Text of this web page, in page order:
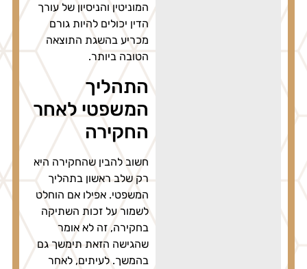
המוניטין והניסיון של עורך
הדין יכולים להיות גורם
מכריע בהשגת התוצאה
הטובה ביותר.
התהליך
המשפטי לאחר
החקירה
חשוב להבין שהחקירה היא
רק שלב ראשון בתהליך
המשפטי. אפילו אם הוחלט
לשמור על זכות השתיקה
בחקירה, זה לא אומר
שהגישה הזאת תימשך גם
בהמשך. לעיתים, לאחר